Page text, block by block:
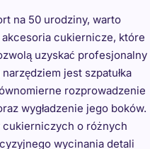
na 50 urodziny, warto
cukiernicze, które
uzyskać profesjonalny
jest szpatułka
rozprowadzenie
wygładzenie jego boków.
cukierniczych o różnych
wycinania detali